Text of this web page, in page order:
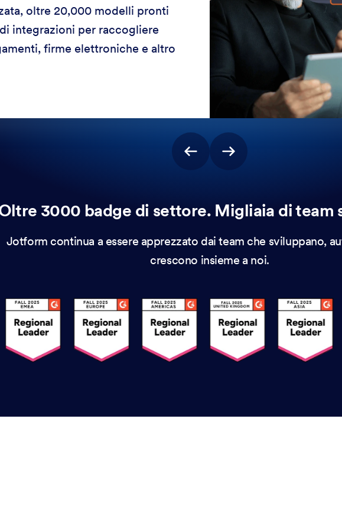
oltre 20,000 modelli pronti
integrazioni per raccogliere
firme elettroniche e altro
3000 badge di settore. Migliaia di team
Jotform continua a essere apprezzato dai team che sviluppano,
crescono insieme a noi.